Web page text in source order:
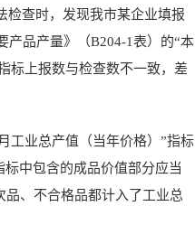
检查时，发现我市某企业填报
产品产量》（B204-1表）的“本
标上报数与检查数不一致，差
工业总产值（当年价格）”指标
中包含的成品价值部分应当
、不合格品都计入了工业总